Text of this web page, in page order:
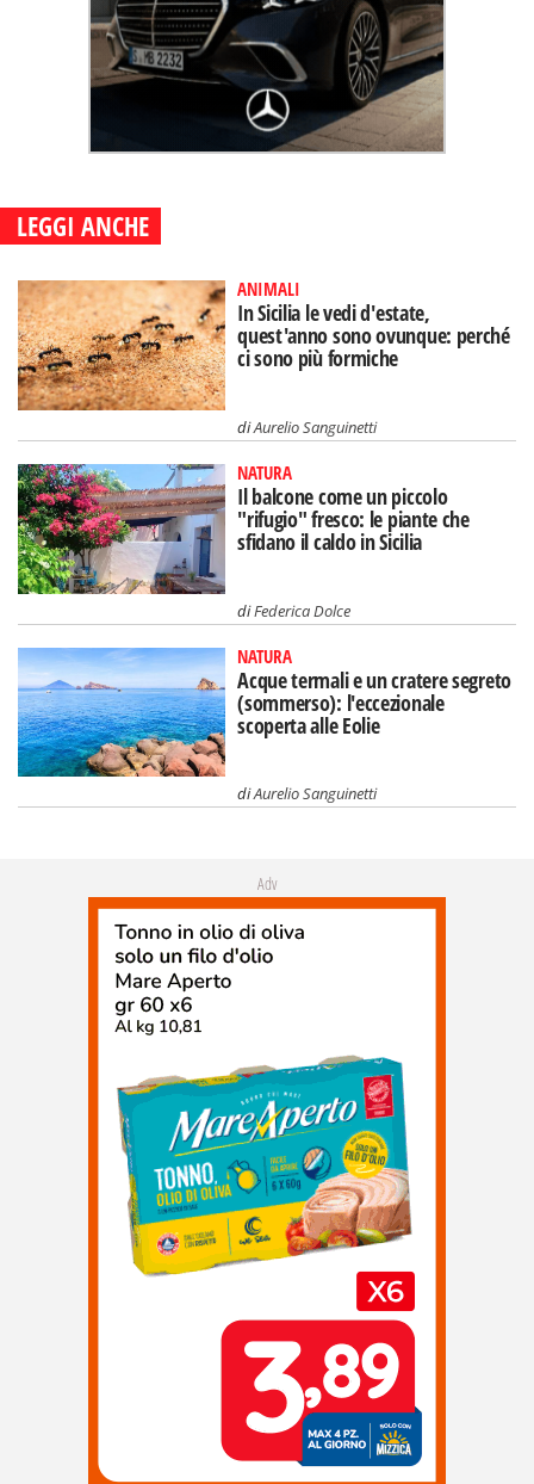
LEGGI ANCHE
ANIMALI
In Sicilia le vedi d'estate,
quest'anno sono ovunque: perché
ci sono più formiche
diAurelio Sanguinetti
NATURA
Il balcone come un piccolo
"rifugio" fresco: le piante che
sfidano il caldo in Sicilia
diFederica Dolce
NATURA
Acque termali e un cratere segreto
(sommerso): l'eccezionale
scoperta alle Eolie
diAurelio Sanguinetti
Adv